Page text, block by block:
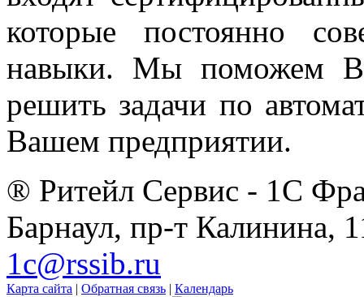
которые постоянно
навыки. Мы поможем
решить задачи по
Вашем предприятии.
® Ритейл Сервис - 1С
Барнаул, пр-т Калинина,
1c@rssib.ru
Карта сайта | Обратная связь | Календарь